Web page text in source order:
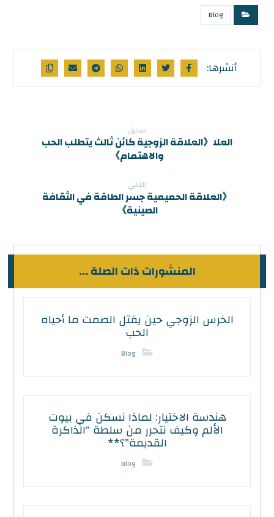
Blog
سابق
العلا《العلاقة الزوجية كائن ثالث يتطلب الحب
والاهتمام》
التالي
《العلاقة الحميمية جسر الطاقة في الثقافة
الصينية》
المنشورات ذات الصلة ...
الخرس الزوجي حين يقتل الصمت ما أحياه
الحب
Blog
هندسة الاختيار: لماذا نسكن في بيوت
الألم وكيف نتحرر من سلطة “الذاكرة
القديمة”؟**
Blog